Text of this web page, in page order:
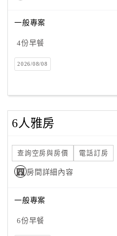
訂
房
Q&A
卡
房
款
據
一般專案
4份早餐
2026/08/08
6人雅房
查詢空房與房價 電話訂房
房間詳細內容
一般專案
6份早餐